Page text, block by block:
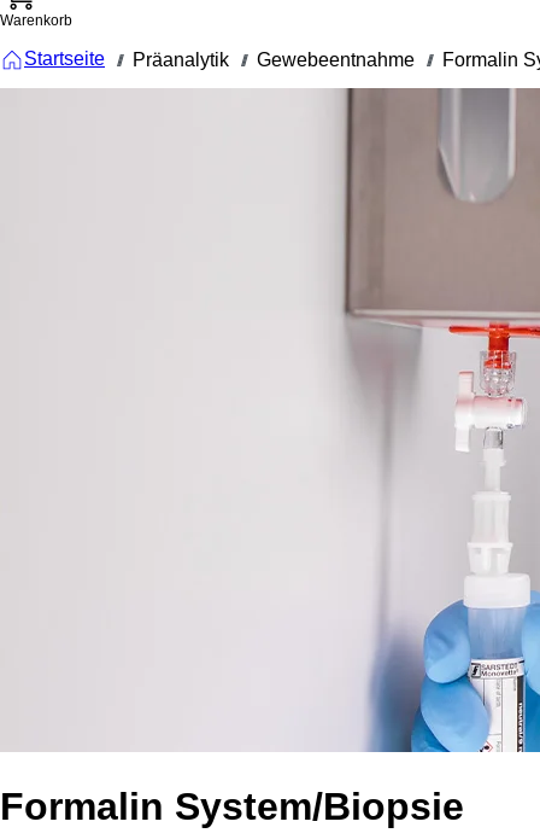
Warenkorb
Startseite /// Präanalytik /// Gewebeentnahme /// Formalin
Formalin System/Biopsie